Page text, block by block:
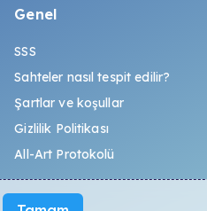
Genel
SSS
Sahteler nasıl tespit edilir?
Şartlar ve koşullar
Gizlilik Politikası
All-Art Protokolü